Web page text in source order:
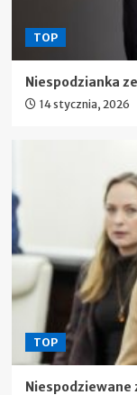
TOP
Niespodzianka
14 stycznia, 2026
TOP